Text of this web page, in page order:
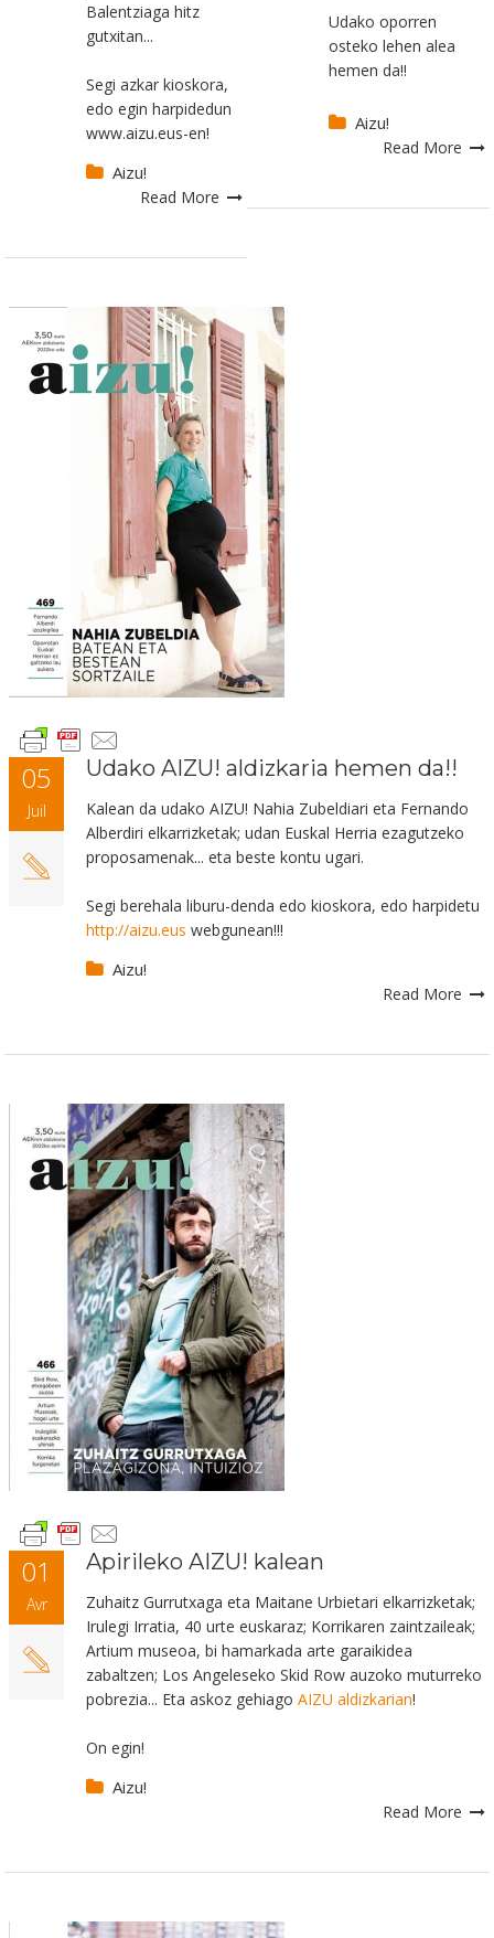
Balentziaga hitz
gutxitan...
Segi azkar kioskora,
edo egin harpidedun
www.aizu.eus-en!
Aizu!
Read More
Udako oporren
osteko lehen alea
hemen da!!
Aizu!
Read More
05
Juil
Udako AIZU! aldizkaria hemen da!!
Kalean da udako AIZU! Nahia Zubeldiari eta Fernando
Alberdiri elkarrizketak; udan Euskal Herria ezagutzeko
proposamenak... eta beste kontu ugari.
Segi berehala liburu-denda edo kioskora, edo harpidetu
http://aizu.eus webgunean!!!
Aizu!
Read More
01
Avr
Apirileko AIZU! kalean
Zuhaitz Gurrutxaga eta Maitane Urbietari elkarrizketak;
Irulegi Irratia, 40 urte euskaraz; Korrikaren zaintzaileak;
Artium museoa, bi hamarkada arte garaikidea
zabaltzen; Los Angeleseko Skid Row auzoko muturreko
pobrezia... Eta askoz gehiago AIZU aldizkarian!
On egin!
Aizu!
Read More